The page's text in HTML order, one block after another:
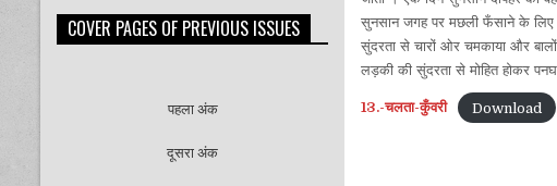
सुनसान जगह पर मछली फँसाने के लिए
सुंदरता से चारों ओर चमकाया और
लड़की की सुंदरता से मोहित होकर
13.-चलता-कुँवरी Download
COVER PAGES OF PREVIOUS ISSUES
पहला अंक
दूसरा अंक